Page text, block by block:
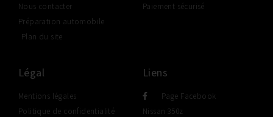
Nous contacter
Préparation automobile
Plan du site
Paiement sécurisé
Légal
Mentions légales
Politique de confidentialité
Liens
Page Facebook
Nissan 350z